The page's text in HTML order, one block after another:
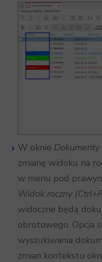
W oknie Dokumenty
zmianę widoku na
w menu pod
Widok roczny
widoczne będą
obrotowego. Opcja
wyszukiwania
zmian kontekstu